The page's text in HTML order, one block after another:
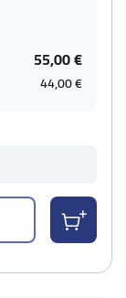
55,00 €
44,00 €